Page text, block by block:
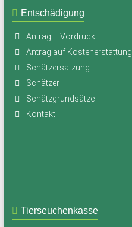
Entschädigung
Antrag – Vordruck
Antrag auf Kostenerstattung
Schätzersatzung
Schätzer
Schätzgrundsätze
Kontakt
Tierseuchenkasse